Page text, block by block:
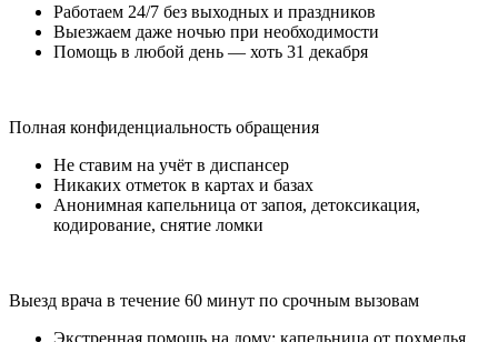
Работаем 24/7 без выходных и праздников
Выезжаем даже ночью при необходимости
Помощь в любой день — хоть 31 декабря
Полная конфиденциальность обращения
Не ставим на учёт в диспансер
Никаких отметок в картах и базах
Анонимная капельница от запоя, детоксикация,
кодирование, снятие ломки
Выезд врача в течение 60 минут по срочным вызовам
Экстренная помощь на дому: капельница от похмелья,